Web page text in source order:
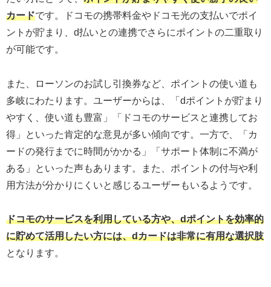
カードです。ドコモの携帯料金やドコモ光の支払いでポイ
ントが貯まり、d払いとの連携でさらにポイントの二重取り
が可能です。
また、ローソンのお試し引換券など、ポイントの使い道も
多岐にわたります。ユーザーからは、「dポイントが貯まり
やすく、使い道も豊富」「ドコモのサービスと連携してお
得」といった肯定的な意見が多い傾向です。一方で、「カ
ードの発行までに時間がかかる」「サポート体制に不満が
ある」といった声もあります。また、ポイントの付与や利
用方法が分かりにくいと感じるユーザーもいるようです。
ドコモのサービスを利用している方や、dポイントを効率的
に貯めて活用したい方には、dカードは非常に有用な選択肢
となります。